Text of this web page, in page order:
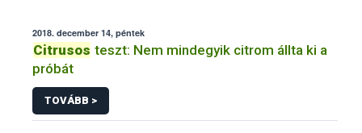
2018. december 14, péntek
Citrusos teszt: Nem mindegyik citrom állta ki a
próbát
TOVÁBB >